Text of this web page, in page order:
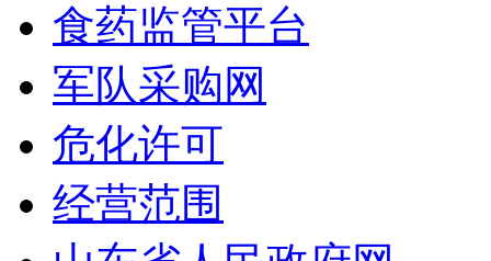
食药监管平台
军队采购网
危化许可
经营范围